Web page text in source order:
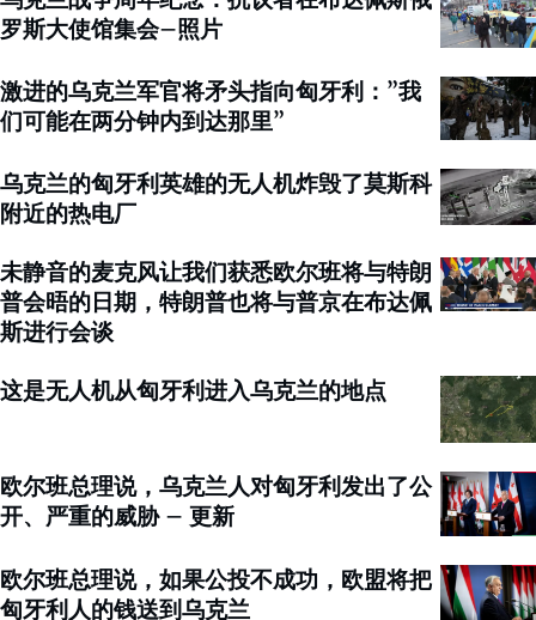
罗斯大使馆集会–照片
激进的乌克兰军官将矛头指向匈牙利：”我
们可能在两分钟内到达那里”
乌克兰的匈牙利英雄的无人机炸毁了莫斯科
附近的热电厂
未静音的麦克风让我们获悉欧尔班将与特朗
普会晤的日期，特朗普也将与普京在布达佩
斯进行会谈
这是无人机从匈牙利进入乌克兰的地点
欧尔班总理说，乌克兰人对匈牙利发出了公
开、严重的威胁 – 更新
欧尔班总理说，如果公投不成功，欧盟将把
匈牙利人的钱送到乌克兰